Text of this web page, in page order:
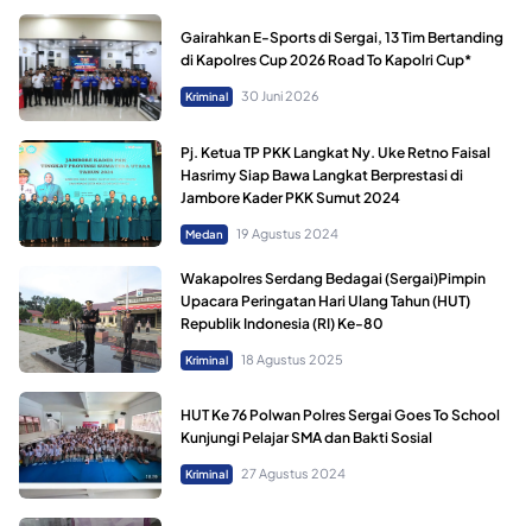
Gairahkan E-Sports di Sergai, 13 Tim Bertanding
di Kapolres Cup 2026 Road To Kapolri Cup*
Kriminal 30 Juni 2026
Pj. Ketua TP PKK Langkat Ny. Uke Retno Faisal
Hasrimy Siap Bawa Langkat Berprestasi di
Jambore Kader PKK Sumut 2024
Medan 19 Agustus 2024
Wakapolres Serdang Bedagai (Sergai)Pimpin
Upacara Peringatan Hari Ulang Tahun (HUT)
Republik Indonesia (RI) Ke-80
Kriminal 18 Agustus 2025
HUT Ke 76 Polwan Polres Sergai Goes To School
Kunjungi Pelajar SMA dan Bakti Sosial
Kriminal 27 Agustus 2024